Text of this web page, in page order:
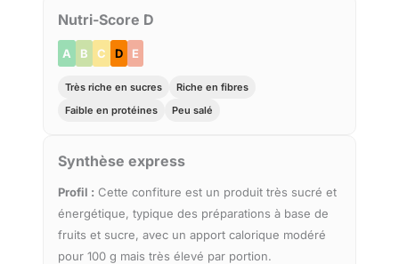
Nutri-Score D
A B C D E
Très riche en sucres
Riche en fibres
Faible en protéines
Peu salé
Synthèse express
Profil : Cette confiture est un produit très sucré et
énergétique, typique des préparations à base de
fruits et sucre, avec un apport calorique modéré
pour 100 g mais très élevé par portion.